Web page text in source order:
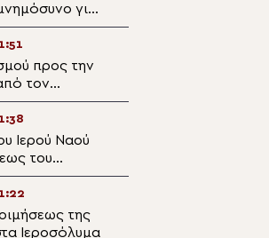
για
Μαρτσούκο
Απιδέας
προς την
τον
στη
Ιερού Ναού
του
της
Ιεροσόλυμα